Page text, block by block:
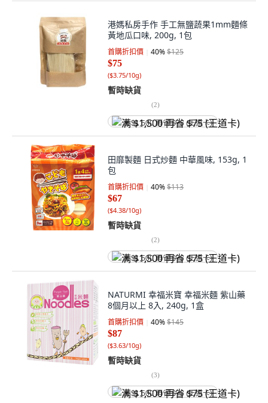
港媽私房手作 手工無鹽蔬果1mm麵條
黃地瓜口味, 200g, 1包
首購折扣價 40%$125
$75
($3.75/10g)
暫時缺貨
(2)
满 $1,500 再省 $75 (王道卡)
田靡製麵 日式炒麵 中華風味, 153g, 1
包
首購折扣價 40%$113
$67
($4.38/10g)
暫時缺貨
(2)
满 $1,500 再省 $75 (王道卡)
NATURMI 幸福米寶 幸福米麵 紫山藥
8個月以上 8入, 240g, 1盒
首購折扣價 40%$145
$87
($3.63/10g)
暫時缺貨
(3)
满 $1,500 再省 $75 (王道卡)